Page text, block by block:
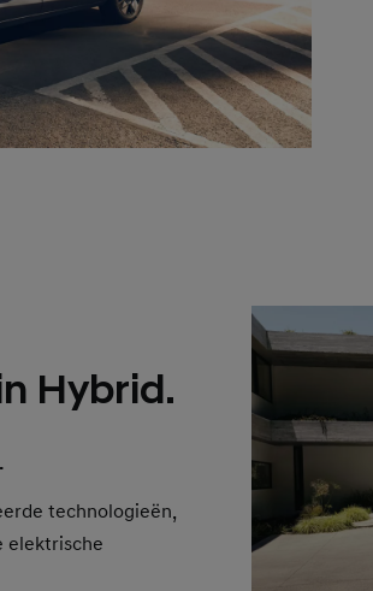
Hybrid.
technologieën,
elektrische